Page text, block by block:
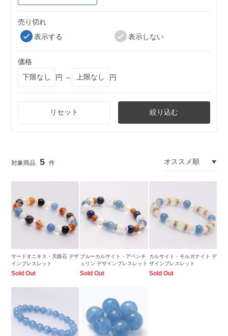
売り切れ
表示する
表示しない
価格
円 ～
円
リセット 絞り込む
5
サードオニキス・天眼石 デザ
インブレスレット
Sold Out
ブルーカルサイト・アベンチ
ュリン デザインブレスレット
Sold Out
カルサイト・モルガナイト デ
ザインブレスレット
Sold Out